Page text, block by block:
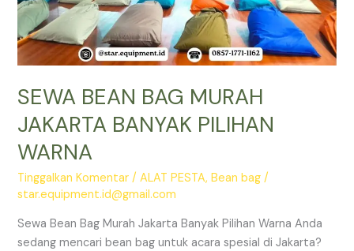
SEWA BEAN BAG MURAH
JAKARTA BANYAK PILIHAN
WARNA
Tinggalkan Komentar /ALAT PESTA,Bean bag /
star.equipment.id@gmail.com
Sewa Bean Bag Murah Jakarta Banyak Pilihan Warna Anda
sedang mencari bean bag untuk acara spesial di Jakarta?